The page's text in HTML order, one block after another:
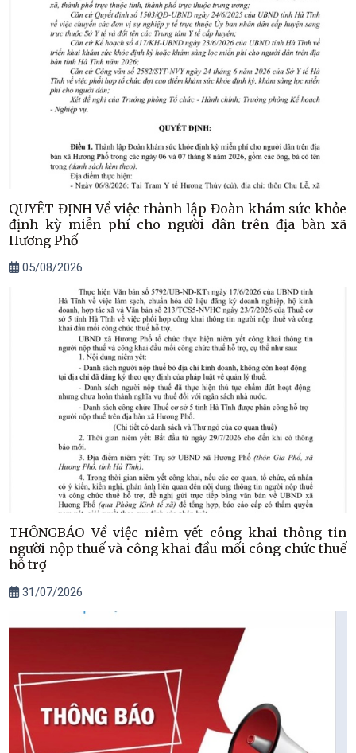
QUYẾT ĐỊNH Về việc thành lập Đoàn khám sức khỏe
định kỳ miễn phí cho người dân trên địa bàn xã
Hương Phố
05/08/2026
THÔNGBÁO Về việc niêm yết công khai thông tin
người nộp thuế và công khai đầu mối công chức thuế
hỗ trợ
31/07/2026